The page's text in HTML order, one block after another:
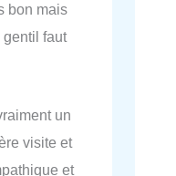
bon mais
faut
un
visite et
et